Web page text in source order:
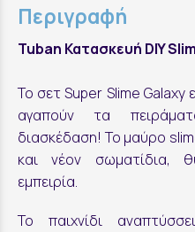
Περιγραφή
Tuban Κατασκευή DIY
Το σετ Super Slime Galaxy
αγαπούν τα
διασκέδαση! Το μαύρο
και νέον σωματίδια,
εμπειρία.
Το παιχνίδι